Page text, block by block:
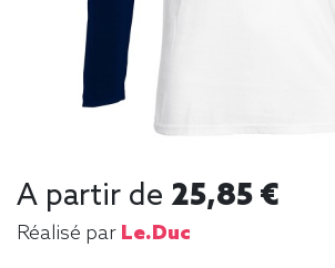
A partir de 25,85 €
Réalisé par Le.duc